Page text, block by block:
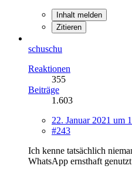
Inhalt melden
Zitieren
schuschu
Reaktionen
355
Beiträge
1.603
22. Januar 2021 um
#243
Ich kenne tatsächlich
WhatsApp ernsthaft